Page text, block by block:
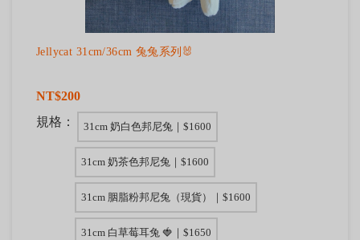
Jellycat 31cm/36cm 兔兔系列🐰
NT$200
規格：
31cm 奶白色邦尼兔｜$1600
31cm 奶茶色邦尼兔｜$1600
31cm 胭脂粉邦尼兔（現貨）｜$1600
31cm 白草莓耳兔 🍓｜$1650